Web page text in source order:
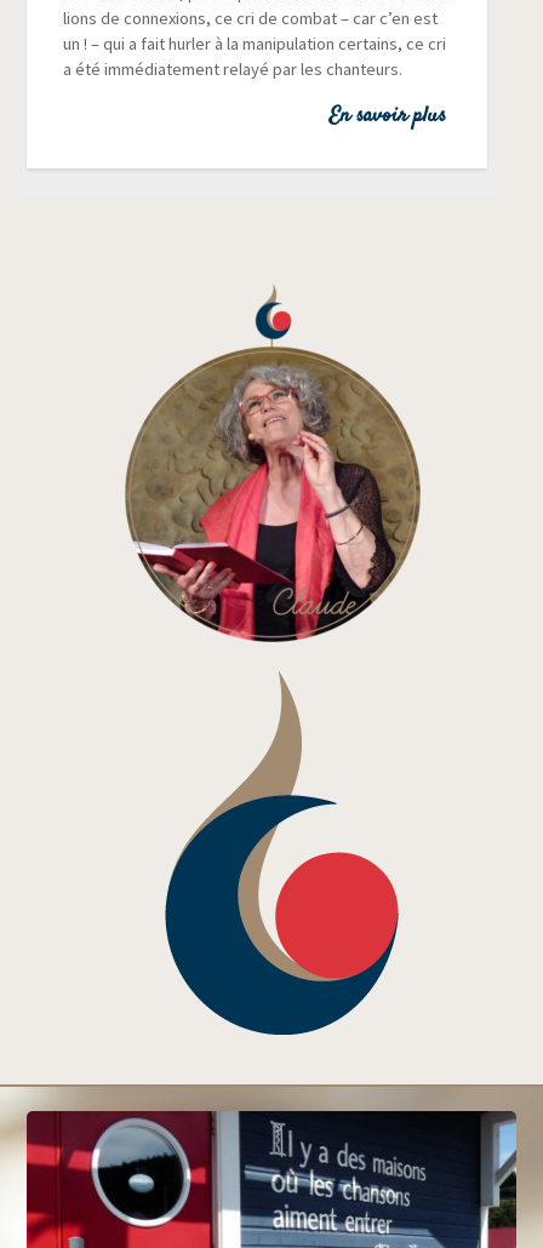
lions de connexions, ce cri de com­bat – car c’en est
un ! – qui a fait hur­ler à la mani­pu­la­tion cer­tains, ce cri
a été immé­dia­te­ment relayé par les chanteurs.
En savoir plus